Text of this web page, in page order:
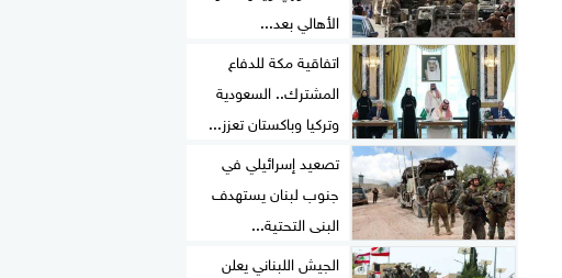
الأهالي بعد...
اتفاقية مكة للدفاع
المشترك.. السعودية
وتركيا وباكستان تعزز...
تصعيد إسرائيلي في
جنوب لبنان يستهدف
البنى التحتية...
الجيش اللبناني يعلن